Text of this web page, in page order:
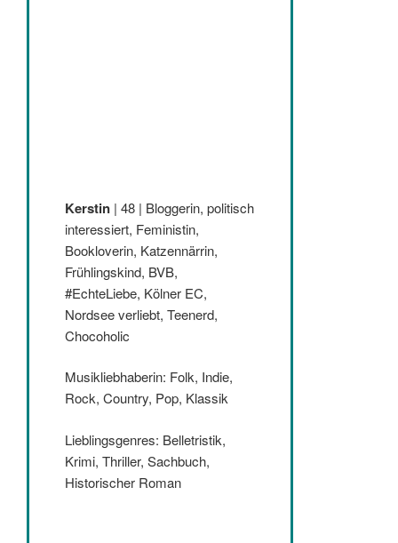
Kerstin | 48 | Bloggerin, politisch
interessiert, Feministin,
Bookloverin, Katzennärrin,
Frühlingskind, BVB,
#EchteLiebe, Kölner EC,
Nordsee verliebt, Teenerd,
Chocoholic
Musikliebhaberin: Folk, Indie,
Rock, Country, Pop, Klassik
Lieblingsgenres: Belletristik,
Krimi, Thriller, Sachbuch,
Historischer Roman